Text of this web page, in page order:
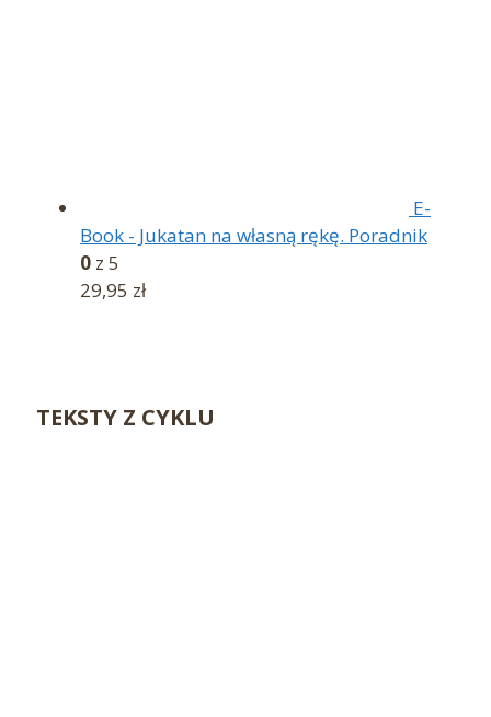
E-
Book - Jukatan na własną rękę. Poradnik
0 z 5
29,95 zł
TEKSTY Z CYKLU